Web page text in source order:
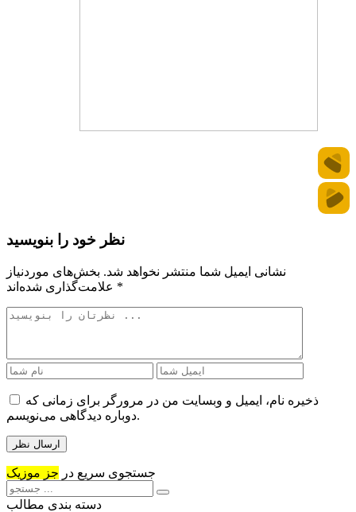
نظر خود را بنویسید
نشانی ایمیل شما منتشر نخواهد شد. بخش‌های موردنیاز
*
ذخیره نام، ایمیل و وبسایت من در مرورگر برای زمانی که
دوباره دیدگاهی می‌نویسم.
جستجوی سریع در جز موزیک
دسته بندی مطالب